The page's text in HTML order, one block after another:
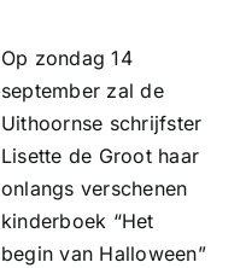
Op zondag 14
september zal de
Uithoornse schrijfster
Lisette de Groot haar
onlangs verschenen
kinderboek “Het
begin van Halloween”